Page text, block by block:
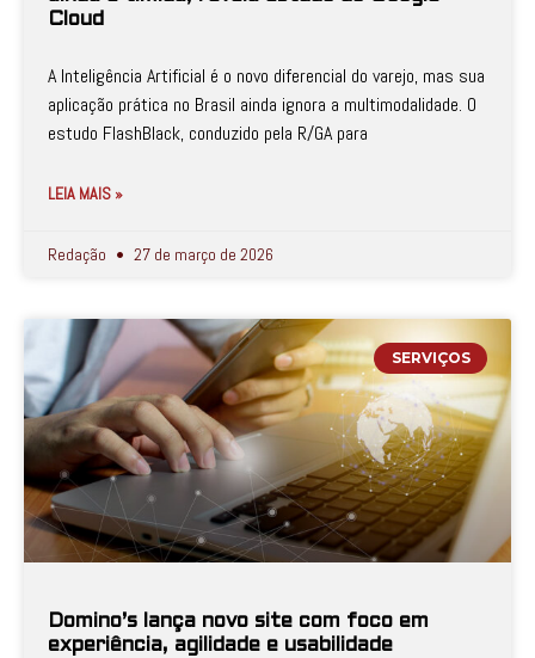
Cloud
A Inteligência Artificial é o novo diferencial do varejo, mas sua
aplicação prática no Brasil ainda ignora a multimodalidade. O
estudo FlashBlack, conduzido pela R/GA para
LEIA MAIS »
Redação 27 de março de 2026
SERVIÇOS
Domino’s lança novo site com foco em
experiência, agilidade e usabilidade